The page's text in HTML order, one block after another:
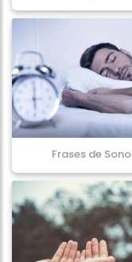
Frases de Sono